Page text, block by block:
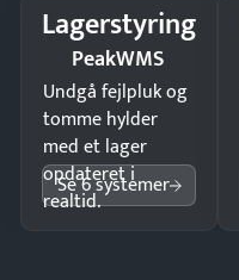
Lagerstyring
PeakWMS
Undgå fejlpluk og
tomme hylder
med et lager
opdateret i
realtid.
Se 6 systemer